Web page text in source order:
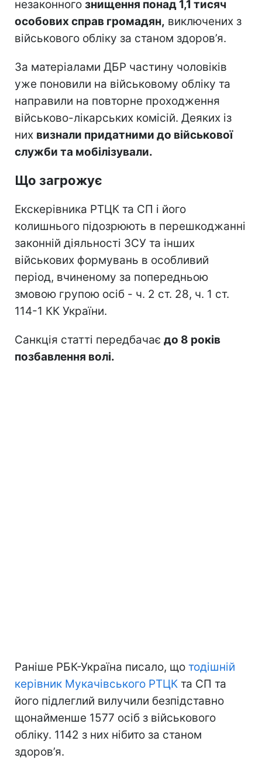
незаконного знищення понад 1,1 тисяч
особових справ громадян, виключених з
військового обліку за станом здоров’я.
За матеріалами ДБР частину чоловіків
уже поновили на військовому обліку та
направили на повторне проходження
військово-лікарських комісій. Деяких із
них визнали придатними до військової
служби та мобілізували.
Що загрожує
Екскерівника РТЦК та СП і його
колишнього підозрюють в перешкоджанні
законній діяльності ЗСУ та інших
військових формувань в особливий
період, вчиненому за попередньою
змовою групою осіб - ч. 2 ст. 28, ч. 1 ст.
114-1 КК України.
Санкція статті передбачає до 8 років
позбавлення волі.
Раніше РБК-Україна писало, що тодішній
керівник Мукачівського РТЦК та СП та
його підлеглий вилучили безпідставно
щонайменше 1577 осіб з військового
обліку. 1142 з них нібито за станом
здоров’я.